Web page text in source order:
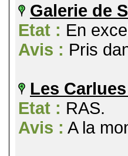
Galerie de
Etat : En
Avis : Pris
Les
Etat : RAS.
Avis : A la